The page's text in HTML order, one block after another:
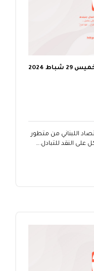
29 شباط 2024
اللبناني من متطور
على النقد للتبادل.…